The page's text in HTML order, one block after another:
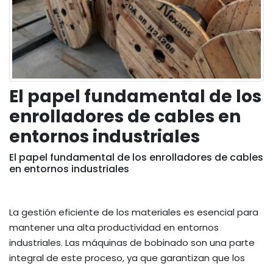
El papel fundamental de los
enrolladores de cables en
entornos industriales
El papel fundamental de los enrolladores de cables
en entornos industriales
La gestión eficiente de los materiales es esencial para
mantener una alta productividad en entornos
industriales. Las máquinas de bobinado son una parte
integral de este proceso, ya que garantizan que los